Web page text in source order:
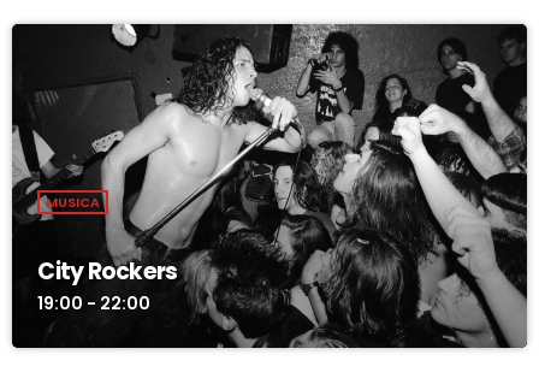
MUSICA
City Rockers
19:00 - 22:00